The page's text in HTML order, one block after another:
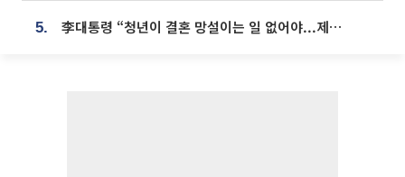
5. 李대통령 “청년이 결혼 망설이는 일 없어야...제도상 불이익 조사”